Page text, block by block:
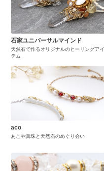
石家ユニバーサルマインド
天然石で作るオリジナルのヒーリングアイ
テム
aco
あこや真珠と天然石のめぐり会い